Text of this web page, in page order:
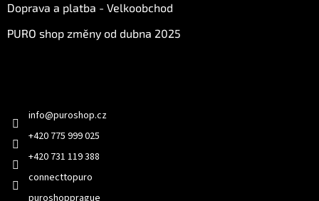
Doprava a platba - Velkoobchod
PURO shop změny od dubna 2025
info@puroshop.cz
+420 775 999 025
+420 731 119 388
connecttopuro